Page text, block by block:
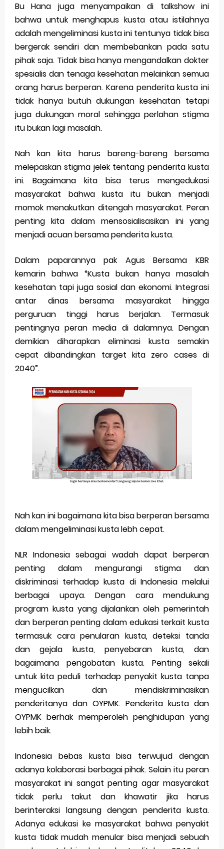
Bu Hana juga menyampaikan di talkshow ini
bahwa untuk menghapus kusta atau istilahnya
adalah mengeliminasi kusta ini tentunya tidak bisa
bergerak sendiri dan membebankan pada satu
pihak saja. Tidak bisa hanya mengandalkan dokter
spesialis dan tenaga kesehatan melainkan semua
orang harus berperan. Karena penderita kusta ini
tidak hanya butuh dukungan kesehatan tetapi
juga dukungan moral sehingga perlahan stigma
itu bukan lagi masalah.
Nah kan kita harus bareng-bareng bersama
melepaskan stigma jelek tentang penderita kusta
ini. Bagaimana kita bisa terus mengedukasi
masyarakat bahwa kusta itu bukan menjadi
momok menakutkan ditengah masyarakat. Peran
penting kita dalam mensosialisasikan ini yang
menjadi acuan bersama penderita kusta.
Dalam paparannya pak Agus Bersama KBR
kemarin bahwa “Kusta bukan hanya masalah
kesehatan tapi juga sosial dan ekonomi. Integrasi
antar dinas bersama masyarakat hingga
perguruan tinggi harus berjalan. Termasuk
pentingnya peran media di dalamnya. Dengan
demikian diharapkan eliminasi kusta semakin
cepat dibandingkan target kita zero cases di
2040”.
Nah kan ini bagaimana kita bisa berperan bersama
dalam mengeliminasi kusta lebh cepat.
NLR Indonesia sebagai wadah dapat berperan
penting dalam mengurangi stigma dan
diskriminasi terhadap kusta di Indonesia melalui
berbagai upaya. Dengan cara mendukung
program kusta yang dijalankan oleh pemerintah
dan berperan penting dalam edukasi terkait kusta
termasuk cara penularan kusta, deteksi tanda
dan gejala kusta, penyebaran kusta, dan
bagaimana pengobatan kusta. Penting sekali
untuk kita peduli terhadap penyakit kusta tanpa
mengucilkan dan mendiskriminasikan
penderitanya dan OYPMK. Penderita kusta dan
OYPMK berhak memperoleh penghidupan yang
lebih baik.
Indonesia bebas kusta bisa terwujud dengan
adanya kolaborasi berbagai pihak. Selain itu peran
masyarakat ini sangat penting agar masyarakat
tidak perlu takut dan khawatir jika harus
berinteraksi langsung dengan penderita kusta.
Adanya edukasi ke masyarakat bahwa penyakit
kusta tidak mudah menular bisa menjadi sebuah